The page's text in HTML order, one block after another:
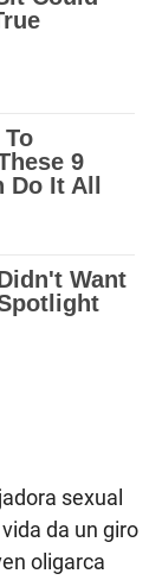
sexual
da un giro
oligarca